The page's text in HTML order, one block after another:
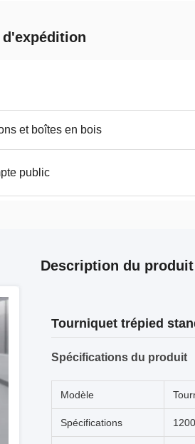
et boîtes en bois
public
Description du produit
Tourniquet trépied
Spécifications du produit
Modèle
Spécifications